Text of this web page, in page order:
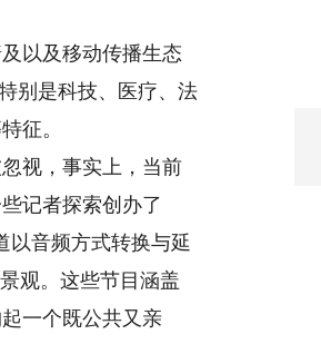
以及移动传播生态
别是科技、医疗、法
征。
视，事实上，当前
记者探索创办了
以音频方式转换与延
观。这些节目涵盖
一个既公共又亲